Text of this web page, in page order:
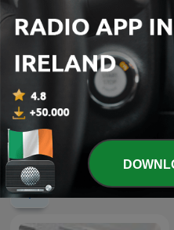
International